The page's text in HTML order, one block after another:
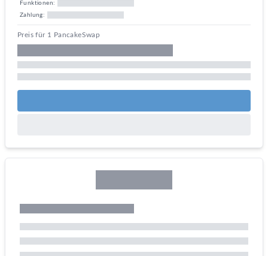
Funktionen:
Zahlung:
Preis für 1 PancakeSwap